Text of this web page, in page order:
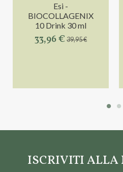
Esi -
BIOCOLLAGENIX
10 Drink 30 ml
33,96 €39,95 €
ISCRIVITI ALLA